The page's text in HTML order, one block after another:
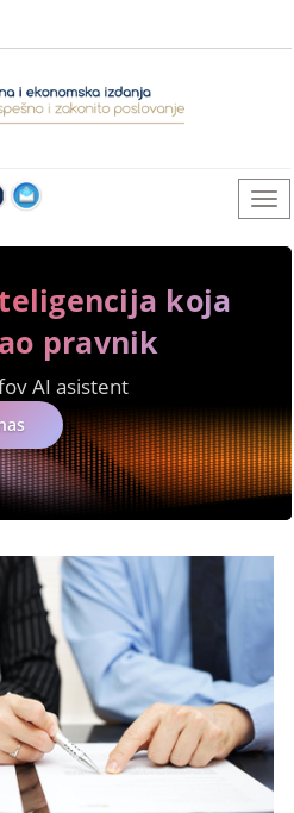
koja
pravnik
AI asistent